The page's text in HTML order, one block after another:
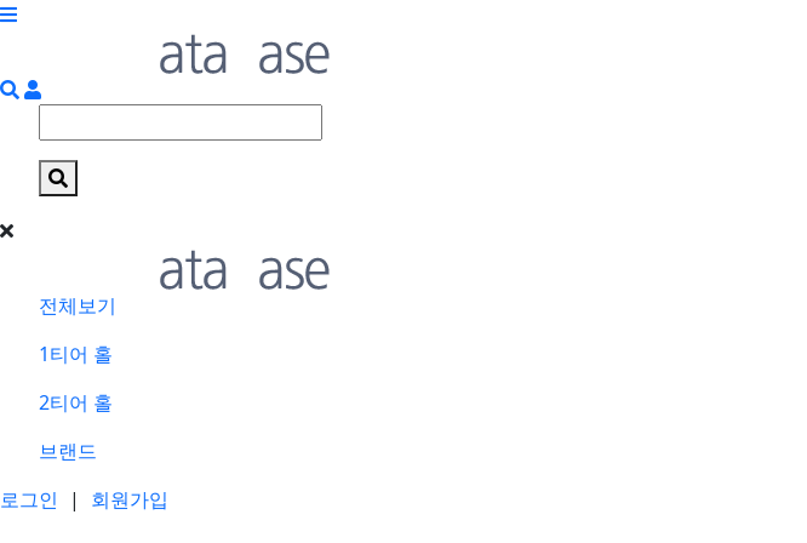
전체보기
1티어 홀
2티어 홀
브랜드
로그인
| 회원가입